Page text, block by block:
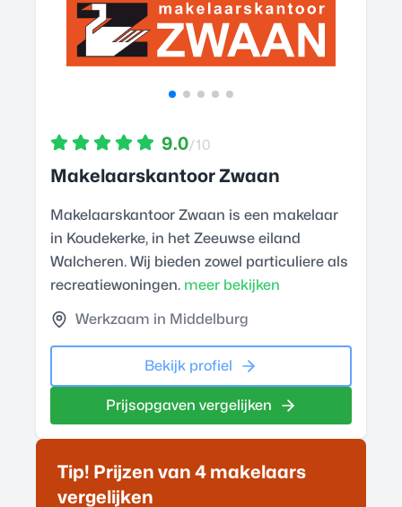
9.0/10
Makelaarskantoor Zwaan
Makelaarskantoor Zwaan is een makelaar
in Koudekerke, in het Zeeuwse eiland
Walcheren. Wij bieden zowel particuliere als
recreatiewoningen. meer bekijken
Werkzaam in Middelburg
Bekijk profiel
Prijsopgaven vergelijken
Tip! Prijzen van 4 makelaars
vergelijken